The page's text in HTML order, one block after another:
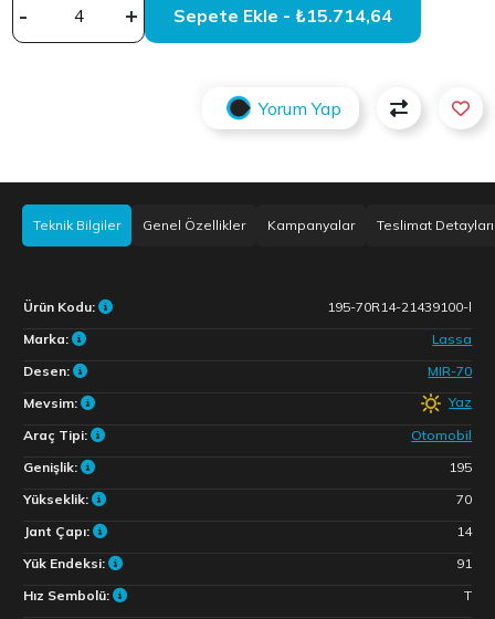
- + Sepete Ekle - ₺15.714,64
Yorum Yap
Teknik Bilgiler Genel Özellikler Kampanyalar Teslimat Detayları
Ürün Kodu:
195-70R14-21439100-l
Marka:
Lassa
Desen:
MIR-70
Mevsim:
Yaz
Araç Tipi:
Otomobil
Genişlik:
195
Yükseklik:
70
Jant Çapı:
14
Yük Endeksi:
91
Hız Sembolü:
T